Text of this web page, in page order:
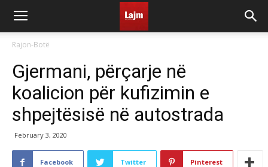
Rajon-Botë
Gjermani, përçarje në
koalicion për kufizimin e
shpejtësisë në autostrada
February 3, 2020
Facebook Twitter Pinterest